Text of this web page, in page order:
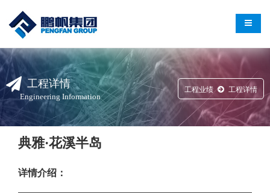
导航
工程详情
Engineering Information
工程业绩 工程详情
典雅·花溪半岛
详情介绍：